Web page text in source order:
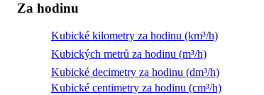
Za hodinu
Kubické kilometry za hodinu (km³/h)
Kubických metrů za hodinu (m³/h)
Kubické decimetry za hodinu (dm³/h)
Kubické centimetry za hodinu (cm³/h)